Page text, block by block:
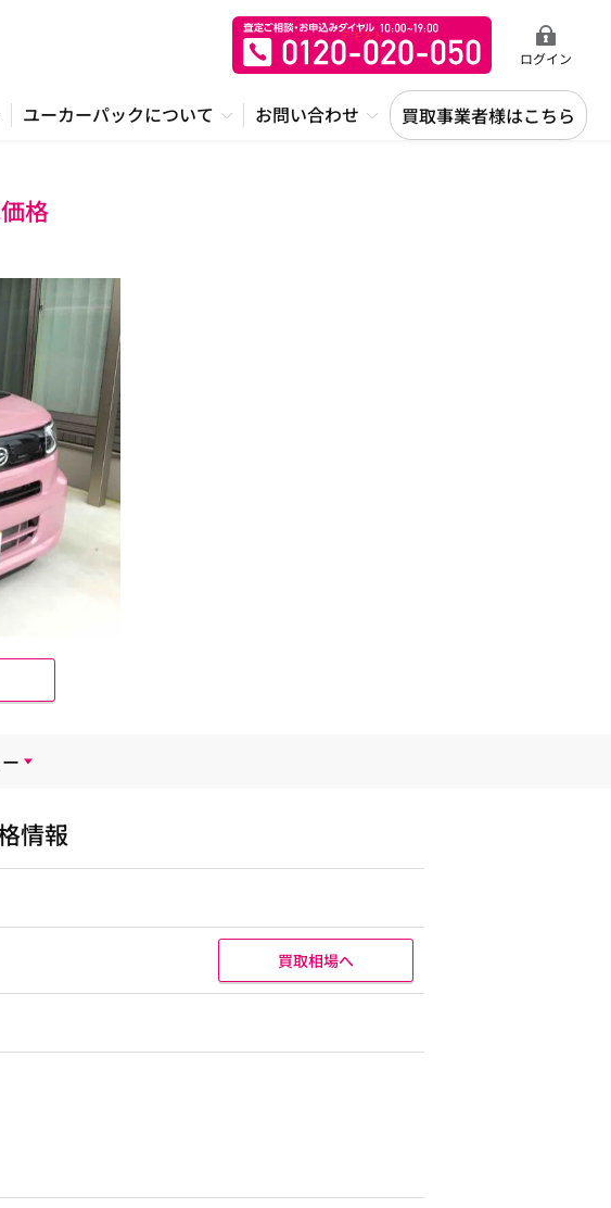
ログイン
ユーカーパックについて お問い合わせ 買取事業者様はこちら
格
情報
買取相場へ